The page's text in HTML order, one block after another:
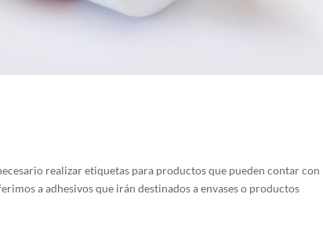
realizar etiquetas para productos que pueden contar con
a adhesivos que irán destinados a envases o productos